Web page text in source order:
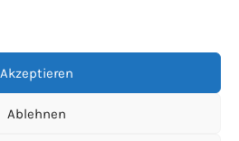
Akzeptieren
Ablehnen